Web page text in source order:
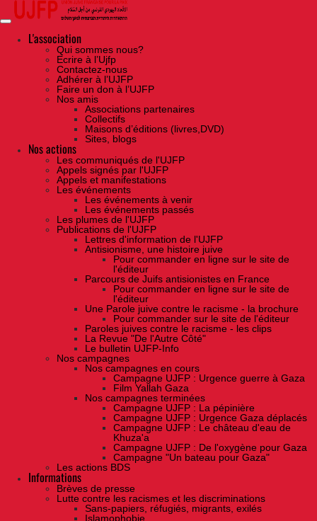
Skip
the
contentL'association
Qui sommes nous?
Ecrire à l’Ujfp
Contactez-nous
Adhérer à l’UJFP
Faire un don à l’UJFP
Nos amis
Associations partenaires
Collectifs
Maisons d’éditions (livres,DVD)
Sites, blogs
Nos actions
Les communiqués de l'UJFP
Appels signés par l'UJFP
Appels et manifestations
Les événements
Les événements à venir
Les événements passés
Les plumes de l'UJFP
Publications de l'UJFP
Lettres d'information de l'UJFP
Antisionisme, une histoire juive
Pour commander en ligne sur le site de
l'éditeur
Parcours de Juifs antisionistes en France
Pour commander en ligne sur le site de
l'éditeur
Une Parole juive contre le racisme - la brochure
Pour commander sur le site de l'éditeur
Paroles juives contre le racisme - les clips
La Revue "De l'Autre Côté"
Le bulletin UJFP-Info
Nos campagnes
Nos campagnes en cours
Campagne UJFP : Urgence guerre à Gaza
Film Yallah Gaza
Nos campagnes terminées
Campagne UJFP : La pépinière
Campagne UJFP : Urgence Gaza déplacés
Campagne UJFP : Le château d'eau de
Khuza'a
Campagne UJFP : De l'oxygène pour Gaza
Campagne "Un bateau pour Gaza"
Les actions BDS
Informations
Brèves de presse
Lutte contre les racismes et les discriminations
Sans-papiers, réfugiés, migrants, exilés
Islamophobie